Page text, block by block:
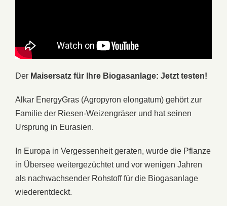
Der Maisersatz für Ihre Biogasanlage: Jetzt testen!
Alkar EnergyGras (Agropyron elongatum) gehört zur
Familie der Riesen-Weizengräser und hat seinen
Ursprung in Eurasien.
In Europa in Vergessenheit geraten, wurde die Pflanze
in Übersee weitergezüchtet und vor wenigen Jahren
als nachwachsender Rohstoff für die Biogasanlage
wiederentdeckt.